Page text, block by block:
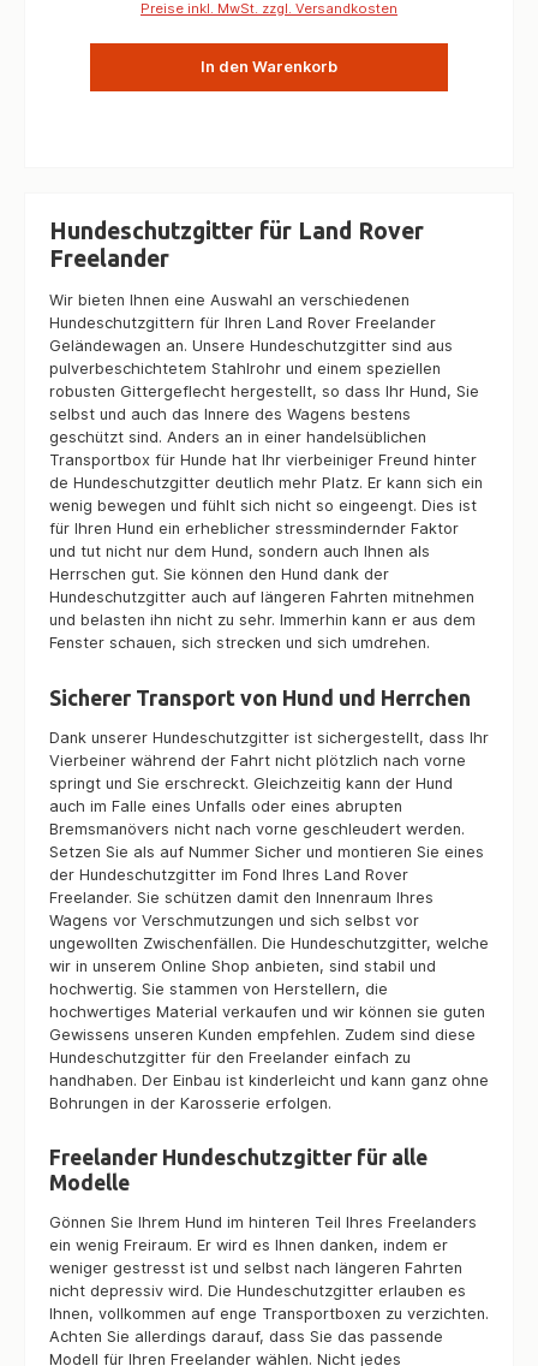
Preise inkl. MwSt. zzgl. Versandkosten
In den Warenkorb
Hundeschutzgitter für Land Rover
Freelander
Wir bieten Ihnen eine Auswahl an verschiedenen
Hundeschutzgittern für Ihren Land Rover Freelander
Geländewagen an. Unsere Hundeschutzgitter sind aus
pulverbeschichtetem Stahlrohr und einem speziellen
robusten Gittergeflecht hergestellt, so dass Ihr Hund, Sie
selbst und auch das Innere des Wagens bestens
geschützt sind. Anders an in einer handelsüblichen
Transportbox für Hunde hat Ihr vierbeiniger Freund hinter
de Hundeschutzgitter deutlich mehr Platz. Er kann sich ein
wenig bewegen und fühlt sich nicht so eingeengt. Dies ist
für Ihren Hund ein erheblicher stressmindernder Faktor
und tut nicht nur dem Hund, sondern auch Ihnen als
Herrschen gut. Sie können den Hund dank der
Hundeschutzgitter auch auf längeren Fahrten mitnehmen
und belasten ihn nicht zu sehr. Immerhin kann er aus dem
Fenster schauen, sich strecken und sich umdrehen.
Sicherer Transport von Hund und Herrchen
Dank unserer Hundeschutzgitter ist sichergestellt, dass Ihr
Vierbeiner während der Fahrt nicht plötzlich nach vorne
springt und Sie erschreckt. Gleichzeitig kann der Hund
auch im Falle eines Unfalls oder eines abrupten
Bremsmanövers nicht nach vorne geschleudert werden.
Setzen Sie als auf Nummer Sicher und montieren Sie eines
der Hundeschutzgitter im Fond Ihres Land Rover
Freelander. Sie schützen damit den Innenraum Ihres
Wagens vor Verschmutzungen und sich selbst vor
ungewollten Zwischenfällen. Die Hundeschutzgitter, welche
wir in unserem Online Shop anbieten, sind stabil und
hochwertig. Sie stammen von Herstellern, die
hochwertiges Material verkaufen und wir können sie guten
Gewissens unseren Kunden empfehlen. Zudem sind diese
Hundeschutzgitter für den Freelander einfach zu
handhaben. Der Einbau ist kinderleicht und kann ganz ohne
Bohrungen in der Karosserie erfolgen.
Freelander Hundeschutzgitter für alle
Modelle
Gönnen Sie Ihrem Hund im hinteren Teil Ihres Freelanders
ein wenig Freiraum. Er wird es Ihnen danken, indem er
weniger gestresst ist und selbst nach längeren Fahrten
nicht depressiv wird. Die Hundeschutzgitter erlauben es
Ihnen, vollkommen auf enge Transportboxen zu verzichten.
Achten Sie allerdings darauf, dass Sie das passende
Modell für Ihren Freelander wählen. Nicht jedes